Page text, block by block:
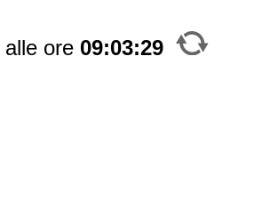
alle ore 09:03:29